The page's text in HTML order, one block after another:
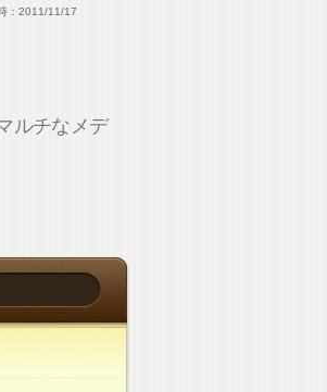
：2011/11/17
ルチなメデ